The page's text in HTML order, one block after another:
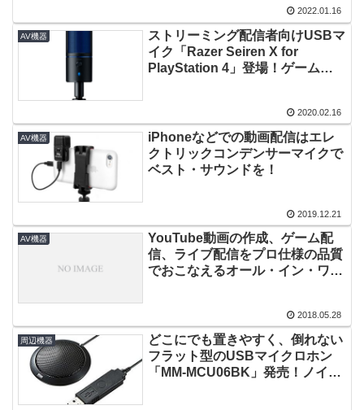
2022.01.16
AV機器
ストリーミング配信者向けUSBマ
イク「Razer Seiren X for
PlayStation 4」登場！ゲーム配
2020.02.16
AV機器
iPhoneなどでの動画配信はエレ
クトリックコンデンサーマイクで
ベスト・サウンドを！
2019.12.21
AV機器
YouTube動画の作成、ゲーム配
信、ライブ配信をプロ仕様の品質
でおこなえるオール・イン・ワン
2018.05.28
周辺機器
どこにでも置きやすく、倒れない
フラット型のUSBマイクロホン
「MM-MCU06BK」発売！ノイズ